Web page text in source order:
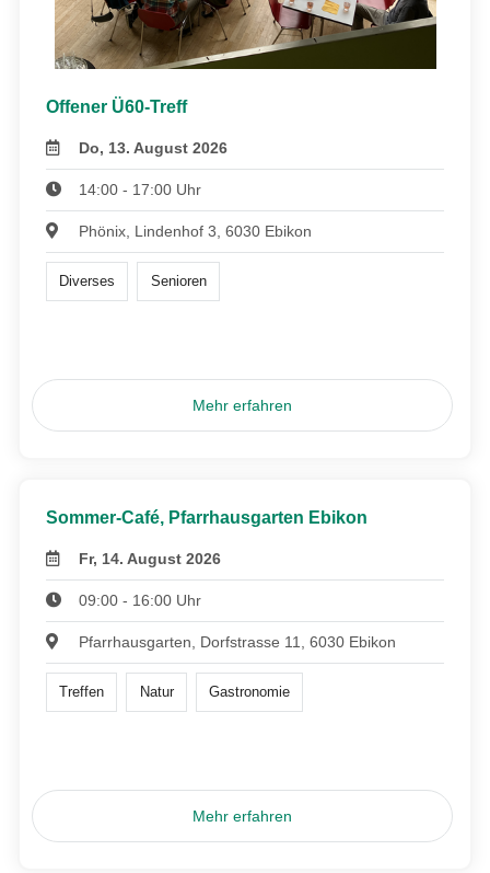
Offener Ü60-Treff
Do, 13. August 2026
14:00 - 17:00 Uhr
Phönix, Lindenhof 3, 6030 Ebikon
Diverses Senioren
Mehr erfahren
Sommer-Café, Pfarrhausgarten Ebikon
Fr, 14. August 2026
09:00 - 16:00 Uhr
Pfarrhausgarten, Dorfstrasse 11, 6030 Ebikon
Treffen Natur Gastronomie
Mehr erfahren